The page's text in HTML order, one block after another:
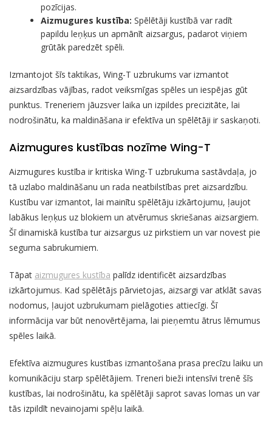
pozīcijas.
Aizmugures kustība: Spēlētāji kustībā var radīt
papildu leņķus un apmānīt aizsargus, padarot viņiem
grūtāk paredzēt spēli.
Izmantojot šīs taktikas, Wing-T uzbrukums var izmantot
aizsardzības vājības, radot veiksmīgas spēles un iespējas gūt
punktus. Treneriem jāuzsver laika un izpildes precizitāte, lai
nodrošinātu, ka maldināšana ir efektīva un spēlētāji ir saskaņoti.
Aizmugures kustības nozīme Wing-T
Aizmugures kustība ir kritiska Wing-T uzbrukuma sastāvdaļa, jo
tā uzlabo maldināšanu un rada neatbilstības pret aizsardzību.
Kustību var izmantot, lai mainītu spēlētāju izkārtojumu, ļaujot
labākus leņķus uz blokiem un atvērumus skriešanas aizsargiem.
Šī dinamiskā kustība tur aizsargus uz pirkstiem un var novest pie
seguma sabrukumiem.
Tāpat aizmugures kustība palīdz identificēt aizsardzības
izkārtojumus. Kad spēlētājs pārvietojas, aizsargi var atklāt savas
nodomus, ļaujot uzbrukumam pielāgoties attiecīgi. Šī
informācija var būt nenovērtējama, lai pieņemtu ātrus lēmumus
spēles laikā.
Efektīva aizmugures kustības izmantošana prasa precīzu laiku un
komunikāciju starp spēlētājiem. Treneri bieži intensīvi trenē šīs
kustības, lai nodrošinātu, ka spēlētāji saprot savas lomas un var
tās izpildīt nevainojami spēļu laikā.